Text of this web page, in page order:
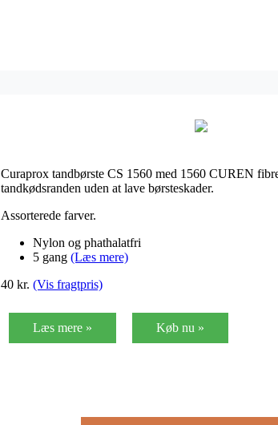
Curaprox tandbørste CS 1560 med 1560 CUREN
tandkødsranden uden at lave børsteskader.
Assorterede farver.
Nylon og phathalatfri
5 gang (Læs mere)
40 kr. (Vis fragtpris)
Læs mere » Køb nu »